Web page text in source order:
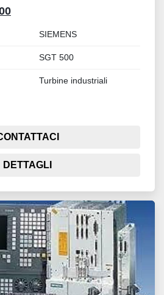
SIEMENS
SGT 500
Turbine industriali
DETTAGLI